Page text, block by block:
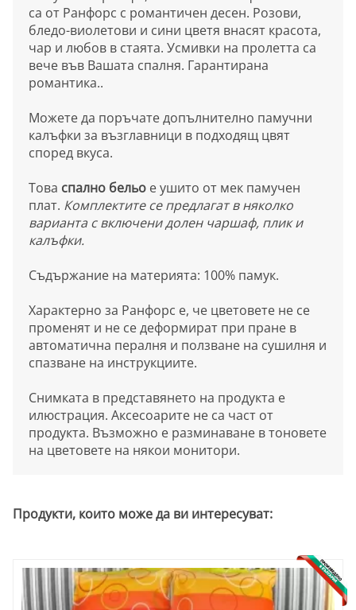
са от Ранфорс с романтичен десен. Розови,
бледо-виолетови и сини цветя внасят красота,
чар и любов в стаята. Усмивки на пролетта са
вече във Вашата спалня. Гарантирана
романтика..
Можете да поръчате допълнително памучни
калъфки за възглавници в подходящ цвят
според вкуса.
Това спално бельо е ушито от мек памучен
плат. Комплектите се предлагат в няколко
варианта с включени долен чаршаф, плик и
калъфки.
Съдържание на материята: 100% памук.
Характерно за Ранфорс е, че цветовете не се
променят и не се деформират при пране в
автоматична пералня и ползване на сушилня и
спазване на инструкциите.
Снимката в представянето на продукта е
илюстрация. Аксесоарите не са част от
продукта. Възможно е разминаване в тоновете
на цветовете на някои монитори.
Продукти, които може да ви интересуват: